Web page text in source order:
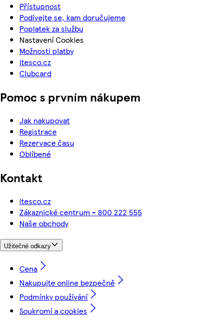
Přístupnost
Podívejte se, kam doručujeme
Poplatek za službu
Nastavení Cookies
Možnosti platby
itesco.cz
Clubcard
Pomoc s prvním nákupem
Jak nakupovat
Registrace
Rezervace času
Oblíbené
Kontakt
itesco.cz
Zákaznické centrum - 800 222 555
Naše obchody
Užitečné odkazy
Cena
Nakupujte online bezpečně
Podmínky používání
Soukromí a cookies